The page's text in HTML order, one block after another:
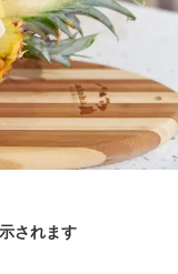
されます